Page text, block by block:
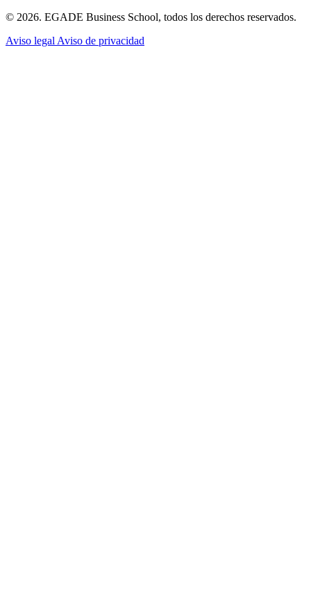
© 2026. EGADE Business School, todos los derechos reservados.
Aviso legal Aviso de privacidad